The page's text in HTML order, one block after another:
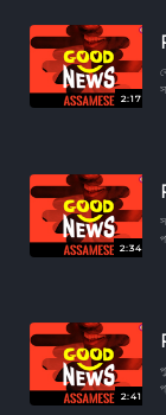
2:17
2:34
2:41